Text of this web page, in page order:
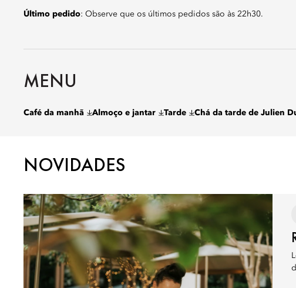
Último pedido: Observe que os últimos pedidos são às 22h30.
MENU
Café da manhã Almoço e jantar Tarde Chá da tarde de Julien
NOVIDADES